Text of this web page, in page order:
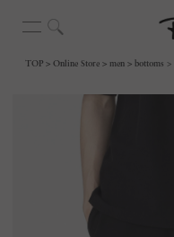
TOP Online Store men bottoms